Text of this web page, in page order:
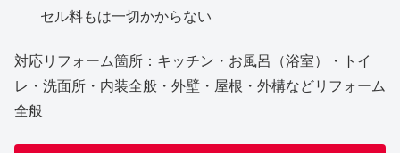
セル料もは一切かからない
対応リフォーム箇所：キッチン・お風呂（浴室）・トイ
レ・洗面所・内装全般・外壁・屋根・外構などリフォーム
全般